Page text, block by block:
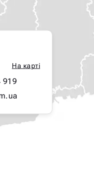
На карті
919